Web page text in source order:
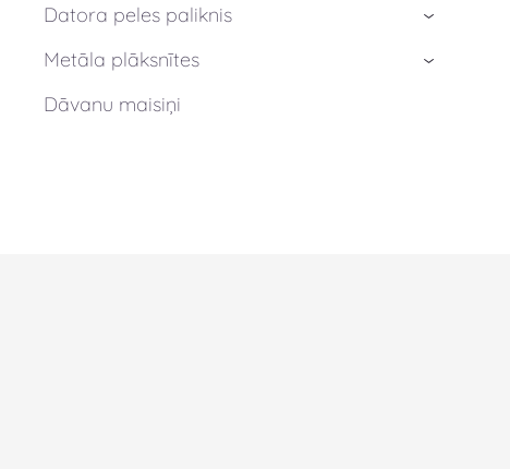
Datora peles paliknis
›
Metāla plāksnītes ›
Dāvanu maisiņi